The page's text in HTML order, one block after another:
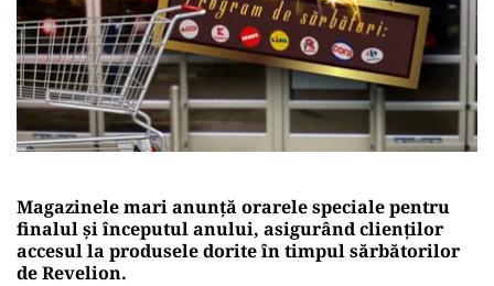
Magazinele mari anunță orarele speciale pentru
finalul și începutul anului, asigurând clienților
accesul la produsele dorite în timpul sărbătorilor
de Revelion.